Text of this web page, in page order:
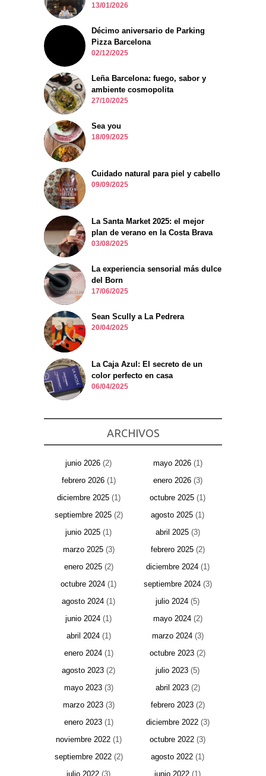
13/01/2026
Décimo aniversario de Parking
Pizza Barcelona
02/12/2025
Leña Barcelona: fuego, sabor y
ambiente cosmopolita
27/10/2025
Sea you
18/09/2025
Cuidado natural para piel y cabello
09/09/2025
La Santa Market 2025: el mejor
plan de verano en la Costa Brava
03/08/2025
La experiencia sensorial más dulce
del Born
17/06/2025
Sean Scully a La Pedrera
20/04/2025
La Caja Azul: El secreto de un
color perfecto en casa
06/04/2025
ARCHIVOS
junio 2026 (2) mayo 2026(1)
febrero 2026(1) enero 2026(3)
diciembre 2025(1) octubre 2025 (1)
septiembre 2025(2) agosto 2025 (1)
junio 2025 (1) abril 2025(3)
marzo 2025(3) febrero 2025(2)
enero 2025(2) diciembre 2024(1)
octubre 2024 (1) septiembre 2024(3)
agosto 2024 (1) julio 2024 (5)
junio 2024 (1) mayo 2024(2)
abril 2024(1) marzo 2024(3)
enero 2024(1) octubre 2023 (2)
agosto 2023 (2) julio 2023 (5)
mayo 2023(3) abril 2023(2)
marzo 2023(3) febrero 2023(2)
enero 2023(1) diciembre 2022(3)
noviembre 2022(1) octubre 2022 (3)
septiembre 2022(2) agosto 2022 (1)
julio 2022 (3) junio 2022 (1)